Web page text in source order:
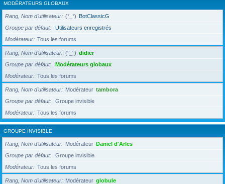
MODÉRATEURS GLOBAUX
Rang, Nom d’utilisateur (°_°) BotClassicG
Groupe par défaut
Utilisateurs enregistrés
Modérateur
Tous les forums
Rang, Nom d’utilisateur (°_°) didier
Groupe par défaut
Modérateurs globaux
Modérateur
Tous les forums
Rang, Nom d’utilisateur Modérateur tambora
Groupe par défaut
Groupe invisible
Modérateur
Tous les forums
GROUPE INVISIBLE
Rang, Nom d’utilisateur Modérateur Daniel d'Arles
Groupe par défaut
Groupe invisible
Modérateur
Tous les forums
Rang, Nom d’utilisateur Modérateur globule